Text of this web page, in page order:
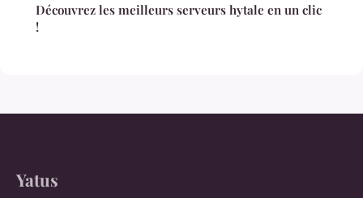
Découvrez les meilleurs serveurs hytale en un clic
!
Yatus